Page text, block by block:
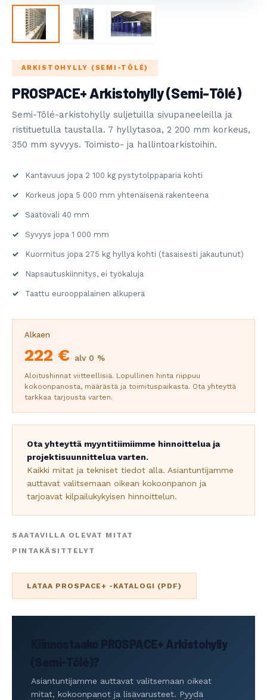
SYSTEMS
ARKISTOHYLLY (SEMI-TÔLÉ)
PROSPACE+ Arkistohylly (Semi-Tôlé)
Semi-Tôlé-arkistohylly suljetuilla sivupaneeleilla ja
ristituetulla taustalla. 7 hyllytasoa, 2 200 mm korkeus,
350 mm syvyys. Toimisto- ja hallintoarkistoihin.
Kantavuus jopa 2 100 kg pystytolppaparia kohti
Korkeus jopa 5 000 mm yhtenäisenä rakenteena
Säätöväli 40 mm
Syvyys jopa 1 000 mm
Kuormitus jopa 275 kg hyllyä kohti (tasaisesti jakautunut)
Napsautuskiinnitys, ei työkaluja
Taattu eurooppalainen alkuperä
Alkaen
222 € alv 0 %
Aloitushinnat viitteellisiä. Lopullinen hinta riippuu
kokoonpanosta, määrästä ja toimituspaikasta. Ota yhteyttä
tarkkaa tarjousta varten.
Ota yhteyttä myyntitiimiimme hinnoittelua ja
projektisuunnittelua varten.
Kaikki mitat ja tekniset tiedot alla. Asiantuntijamme
auttavat valitsemaan oikean kokoonpanon ja
tarjoavat kilpailukykyisen hinnoittelun.
SAATAVILLA OLEVAT MITAT
PINTAKÄSITTELYT
LATAA PROSPACE+ -KATALOGI (PDF)
Kiinnostaako PROSPACE+ Arkistohylly
(Semi-Tôlé)?
Asiantuntijamme auttavat valitsemaan oikeat
mitat, kokoonpanot ja lisävarusteet. Pyydä